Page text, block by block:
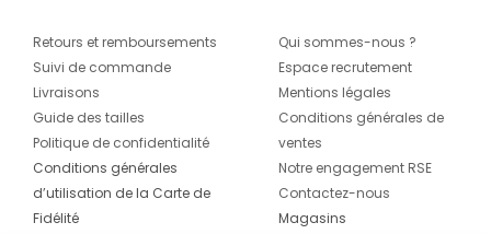
Retours et remboursements
Suivi de commande
Livraisons
Guide des tailles
Politique de confidentialité
Conditions générales
d’utilisation de la Carte de
Fidélité
Qui sommes-nous ?
Espace recrutement
Mentions légales
Conditions générales de
ventes
Notre engagement RSE
Contactez-nous
Magasins